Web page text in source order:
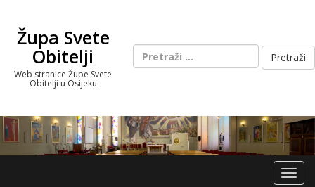
contentŽupa Svete
Obitelji
Web stranice Župe Svete
Obitelji u Osijeku
Pretraži: